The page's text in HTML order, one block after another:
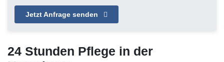
Jetzt Anfrage senden
24 Stunden Pflege in der